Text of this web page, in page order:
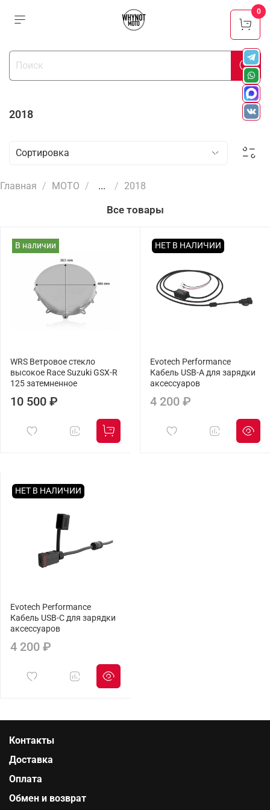
2018
Главная МОТО ... 2018
Все товары
В наличии
WRS Ветровое стекло
высокое Race Suzuki GSX-R
125 затемненное
10 500 ₽
НЕТ В НАЛИЧИИ
Evotech Performance
Кабель USB-A для зарядки
аксессуаров
4 200 ₽
НЕТ В НАЛИЧИИ
Evotech Performance
Кабель USB-C для зарядки
аксессуаров
4 200 ₽
Контакты
Доставка
Оплата
Обмен и возврат
0